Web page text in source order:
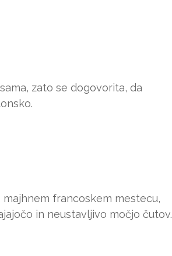
zato se dogovorita, da
francoskem mestecu,
in neustavljivo močjo čutov.